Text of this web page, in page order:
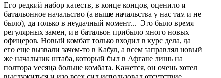
Его редкий набор качеств, в конце концов, оценило и
батальонное начальство (а выше начальства у нас там и не
было), да только в неудачный момент... Это было время
регулярных замен, и в батальон прибыло много новых
офицеров. Новый комбат только входил в курс дела, да
его еще вызвали зачем-то в Кабул, а всем заправлял новый
же начальник штаба, который был в Афгане лишь на
полтора месяца больше комбата. Кажется, он очень хотел
выслужиться и изо всех сил использовал отсутствие